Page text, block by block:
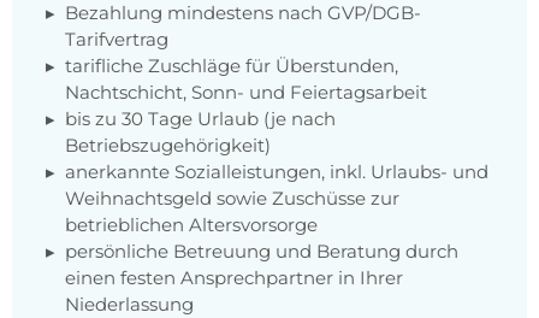
Bezahlung mindestens nach GVP/DGB-
Tarifvertrag
tarifliche Zuschläge für Überstunden,
Nachtschicht, Sonn- und Feiertagsarbeit
bis zu 30 Tage Urlaub (je nach
Betriebszugehörigkeit)
anerkannte Sozialleistungen, inkl. Urlaubs- und
Weihnachtsgeld sowie Zuschüsse zur
betrieblichen Altersvorsorge
persönliche Betreuung und Beratung durch
einen festen Ansprechpartner in Ihrer
Niederlassung